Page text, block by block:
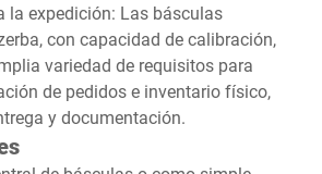
la expedición: Las básculas
con capacidad de calibración,
variedad de requisitos para
de pedidos e inventario físico,
y documentación.